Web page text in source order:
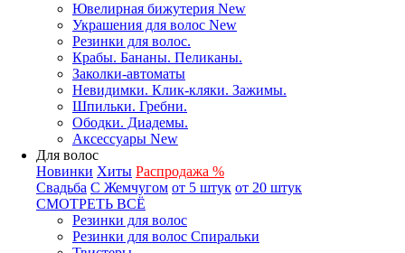
Ювелирная бижутерия New
Украшения для волос New
Резинки для волос.
Крабы. Бананы. Пеликаны.
Заколки-автоматы
Невидимки. Клик-кляки. Зажимы.
Шпильки. Гребни.
Ободки. Диадемы.
Аксессуары New
Для волос
Новинки Хиты Распродажа %
Свадьба С Жемчугом от 5 штук от 20 штук
СМОТРЕТЬ ВСЁ
Резинки для волос
Резинки для волос Спиральки